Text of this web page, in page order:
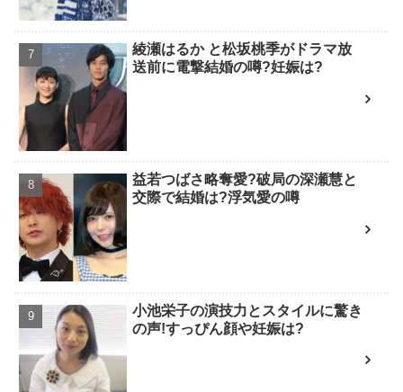
綾瀬はるか と松坂桃季がドラマ放
送前に電撃結婚の噂?妊娠は?
益若つばさ略奪愛?破局の深瀬慧と
交際で結婚は?浮気愛の噂
小池栄子の演技力とスタイルに驚き
の声!すっぴん顔や妊娠は?